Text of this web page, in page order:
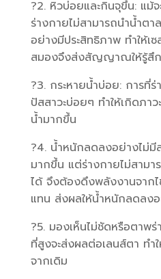
?2. หิวบ่อยและกินจุขึ้น: แม้
ร่างกายไม่สามารถนำน้ำตา
อย่างมีประสิทธิภาพ ทำให้
สมองจึงส่งสัญญาณให้รู้สึก
?3. กระหายน้ำบ่อย: การที่
ปัสสาวะบ่อยๆ ทำให้เกิดภา
น้ำมากขึ้น
?4. น้ำหนักลดลงอย่างไม่มี
มากขึ้น แต่ร่างกายไม่สามา
ได้ จึงต้องดึงพลังงานจากไ
แทน ส่งผลให้น้ำหนักลดลงอ
?5. มองเห็นไม่ชัดหรือตาพร่
ที่สูงจะส่งผลต่อเลนส์ตา ทำ
จากเดิม